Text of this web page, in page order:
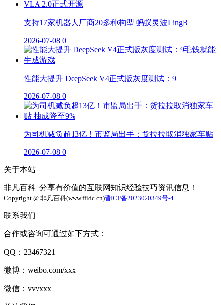
支持17家机器人厂商20多种构型 蚂蚁灵波LingB
2026-07-08 0
性能大提升 DeepSeek V4正式版灰度测试：9
2026-07-08 0
为司机减负超13亿！市监局出手：货拉拉取消独家车贴
2026-07-08 0
关于本站
非凡百科_分享有价值的互联网知识经验技巧资讯信息！
Copyright @ 非凡百科(www.ffidc.cn)晋ICP备2023020349号-4
联系我们
合作或咨询可通过如下方式：
QQ：23467321
微博：weibo.com/xxx
微信：vvvxxx